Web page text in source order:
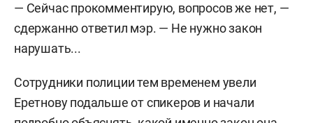
— Сейчас прокомментирую, вопросов же нет, —
сдержанно ответил мэр. — Не нужно закон
нарушать...
Сотрудники полиции тем временем увели
Еретнову подальше от спикеров и начали